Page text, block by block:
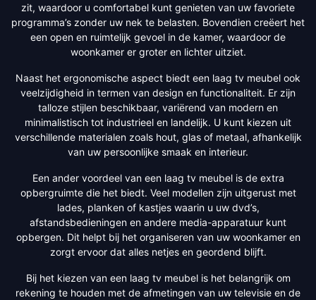
zit, waardoor u comfortabel kunt genieten van uw favoriete
programma’s zonder uw nek te belasten. Bovendien creëert het
een open en ruimtelijk gevoel in de kamer, waardoor de
woonkamer er groter en lichter uitziet.
Naast het ergonomische aspect biedt een laag tv meubel ook
veelzijdigheid in termen van design en functionaliteit. Er zijn
talloze stijlen beschikbaar, variërend van modern en
minimalistisch tot industrieel en landelijk. U kunt kiezen uit
verschillende materialen zoals hout, glas of metaal, afhankelijk
van uw persoonlijke smaak en interieur.
Een ander voordeel van een laag tv meubel is de extra
opbergruimte die het biedt. Veel modellen zijn uitgerust met
lades, planken of kastjes waarin u uw dvd’s,
afstandsbedieningen en andere media-apparatuur kunt
opbergen. Dit helpt bij het organiseren van uw woonkamer en
zorgt ervoor dat alles netjes en geordend blijft.
Bij het kiezen van een laag tv meubel is het belangrijk om
rekening te houden met de afmetingen van uw televisie en de